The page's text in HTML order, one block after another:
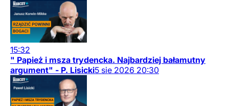
15:32
" Papież i msza trydencka. Najbardziej bałamutny
argument" - P. Lisicki5 sie 2026 20:30